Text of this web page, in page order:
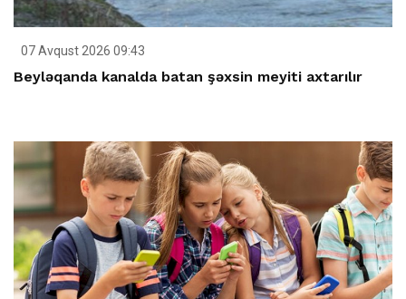
07 Avqust 2026 09:43
Beyləqanda kanalda batan şəxsin meyiti axtarılır